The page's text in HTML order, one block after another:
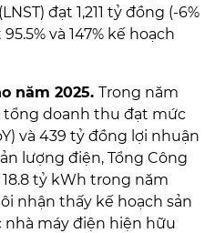
đạt 1,211 tỷ đồng (-6%
và 147% kế hoạch
năm 2025. Trong năm
tổng doanh thu đạt mức
và 439 tỷ đồng lợi nhuận
lượng điện, Tổng Công
tỷ kWh trong năm
nhận thấy kế hoạch sản
nhà máy điện hiện hữu